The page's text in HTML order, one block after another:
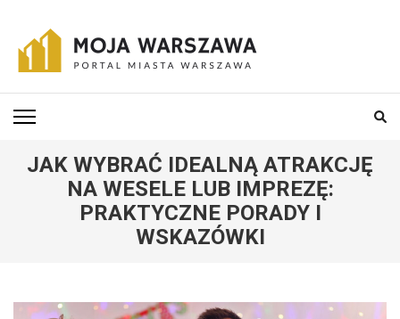
content
(Press
Enter)
MOJA-WARSZAWA
JAK WYBRAĆ IDEALNĄ ATRAKCJĘ
NA WESELE LUB IMPREZĘ:
PRAKTYCZNE PORADY I
WSKAZÓWKI